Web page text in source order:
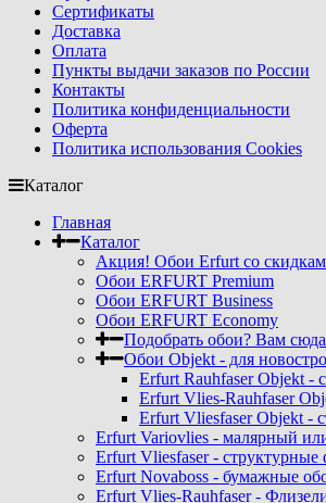
Сертификаты
Доставка
Оплата
Пункты выдачи заказов по России
Контакты
Политика конфиденциальности
Оферта
Политика использования Cookies
Каталог
Главная
Каталог
Акция! Обои Erfurt со
Обои ERFURT Premium
Обои ERFURT Business
Обои ERFURT Economy
Подобрать обои? Вам
Обои Objekt - для
Erfurt Rauhfaser Objekt -
Erfurt Vlies-Rauhfaser
Erfurt Vliesfaser Objekt -
Erfurt Variovlies - малярный
Erfurt Vliesfaser -
Erfurt Novaboss - бумажные
Erfurt Vlies-Rauhfaser -